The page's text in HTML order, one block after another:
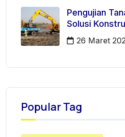
Pengujian
Solusi
Mertoyudan
26 Maret
Popular Tag